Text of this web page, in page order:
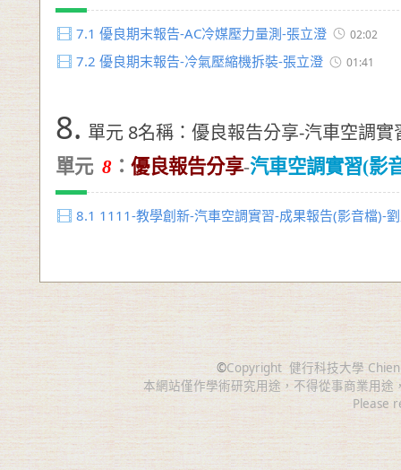
7.1 優良期末報告-AC冷媒壓力量測-張立澄 02:02
7.2 優良期末報告-冷氣壓縮機拆裝-張立澄 01:41
8. 單元 8名稱：優良報告分享-汽車空調實
單元 8 ： 優良報告分享-汽車空調實習(影
8.1 1111-教學創新-汽車空調實習-成果報告(影音檔)-
©Copyright健行科技大學
本網站僅作學術研究用途，不得從事商業用
Please